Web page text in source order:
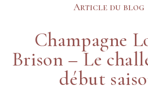
Article du blog
Champagne
Brison – Le
début